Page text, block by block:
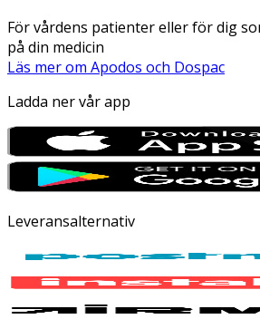
För vårdens patienter eller för dig
på din medicin
Läs mer om Apodos och Dospac
Ladda ner vår app
Leveransalternativ